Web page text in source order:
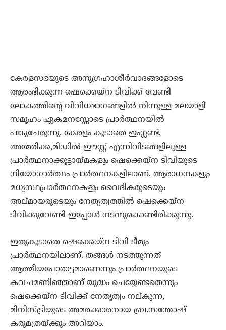
കേരളസഭയുടെ അനുഗ്രഹാശീര്‍വാദങ്ങളോടെ
ആരംഭിക്കുന്ന ഷെക്കെയ്‌ന ടിവിക്ക് വേണ്ടി
ലോകത്തിന്റെ വിവിധഭാഗങ്ങളില്‍ നിന്നുള്ള മലയാളി
സമൂഹം ഏകമനസ്സോടെ പ്രാര്‍ത്ഥനയില്‍
പങ്കുചേരുന്നു. കേരളം കൂടാതെ ഇംഗ്ലണ്ട്,
അമേരിക്ക,മിഡില്‍ ഈസ്റ്റ് എന്നിവിടങ്ങളിലുള്ള
പ്രാര്‍ത്ഥനാക്കൂട്ടായ്മകളും ഷെക്കെയ്‌ന ടിവിയുടെ
നിയോഗാര്‍ത്ഥം പ്രാര്‍ത്ഥനകളിലാണ്. ആരാധനകളും
മധ്യസ്ഥപ്രാര്‍ത്ഥനകളും വൈദികരുടെയും
അല്മായരുടെയും നേതൃത്വത്തില്‍ ഷെക്കെയ്‌ന
ടിവിക്കുവേണ്ടി ഇപ്പോള്‍ നടന്നുകൊണ്ടിരിക്കുന്നു.
ഇതുകൂടാതെ ഷെക്കെയ്‌ന ടിവി ടീമും
പ്രാര്‍ത്ഥനയിലാണ്. തങ്ങള്‍ നടത്തുന്നത്
ആത്മീയപോരാട്ടമാണെന്നും പ്രാര്‍ത്ഥനയുടെ
കവചമണിഞ്ഞാണ് യുദ്ധം ചെയ്യേണ്ടതെന്നും
ഷെക്കെയ്‌ന ടിവിക്ക് നേതൃത്വം നല്കുന്ന,
മിനിസ്ട്രിയുടെ അമരക്കാരനായ ബ്ര.സന്തോഷ്
കരുമത്രയ്ക്കും അറിയാം.